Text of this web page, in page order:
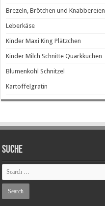
Brezeln, Brötchen und Knabbereien
Leberkäse
Kinder Maxi King Plätzchen
Kinder Milch Schnitte Quarkkuchen
Blumenkohl Schnitzel
Kartoffelgratin
SUCHE